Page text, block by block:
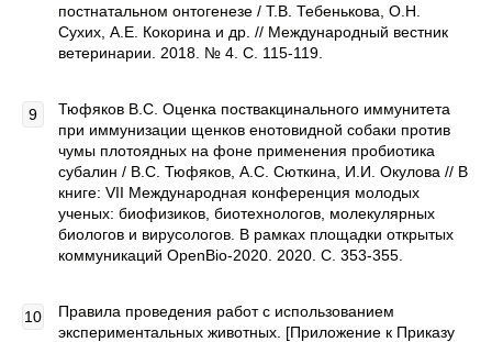
постнатальном онтогенезе / Т.В. Тебенькова, О.Н.
Сухих, А.Е. Кокорина и др. // Международный вестник
ветеринарии. 2018. № 4. С. 115-119.
Тюфяков В.С. Оценка поствакцинального иммунитета
при иммунизации щенков енотовидной собаки против
чумы плотоядных на фоне применения пробиотика
субалин / В.С. Тюфяков, А.С. Сюткина, И.И. Окулова // В
книге: VII Международная конференция молодых
ученых: биофизиков, биотехнологов, молекулярных
биологов и вирусологов. В рамках площадки открытых
коммуникаций OpenBio-2020. 2020. С. 353-355.
Правила проведения работ с использованием
экспериментальных животных. [Приложение к Приказу